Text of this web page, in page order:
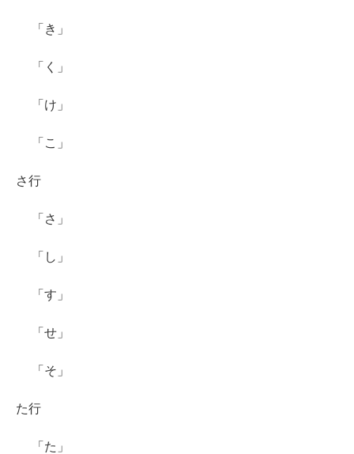
「き」
「く」
「け」
「こ」
さ行
「さ」
「し」
「す」
「せ」
「そ」
た行
「た」